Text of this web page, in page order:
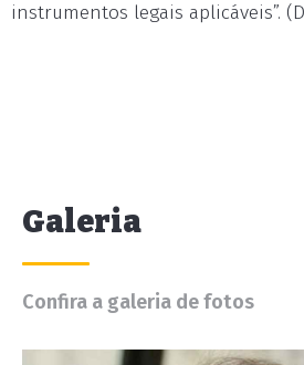
instrumentos legais aplicáveis”.
Galeria
Confira a galeria de fotos